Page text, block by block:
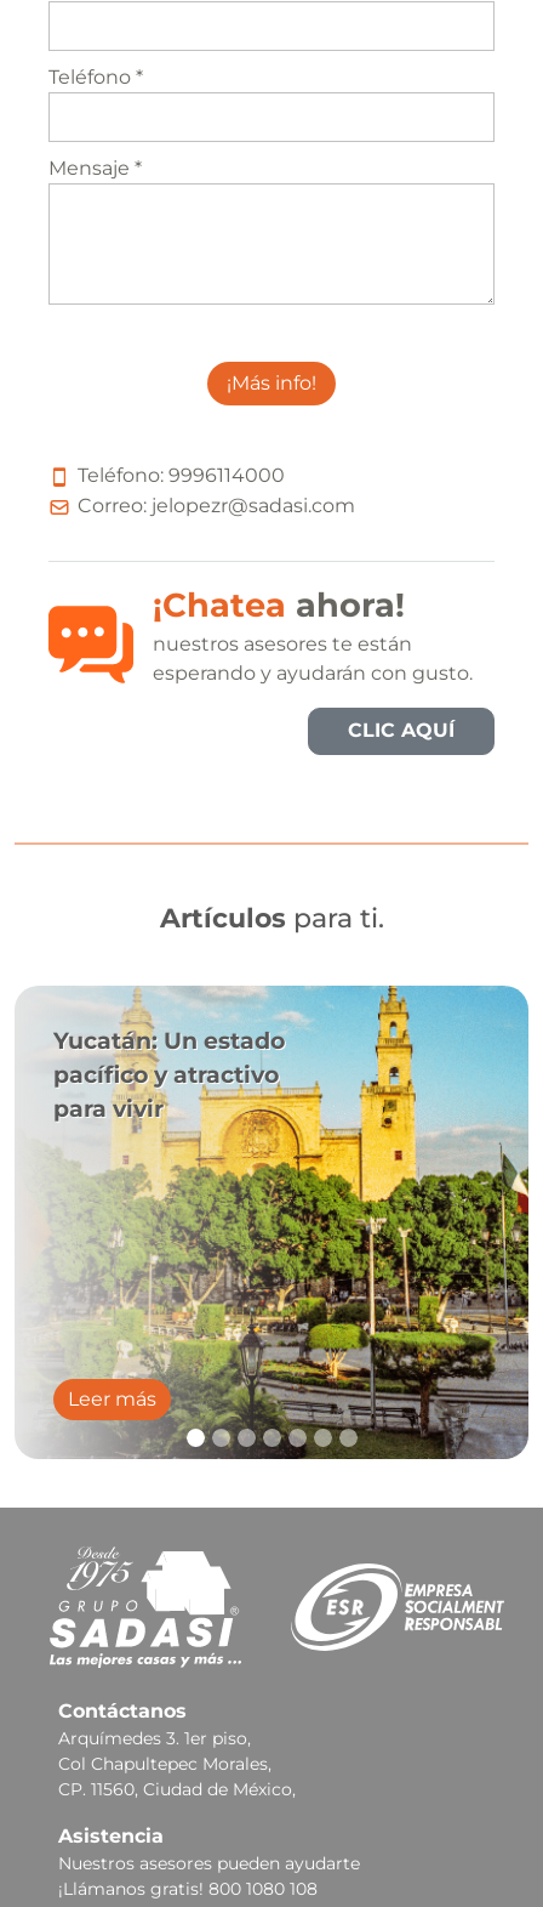
Teléfono *
Mensaje *
¡Más info!
Teléfono: 9996114000
Correo: jelopezr@sadasi.com
¡Chatea ahora!
nuestros asesores te están
esperando y ayudarán con gusto.
CLIC AQUÍ
Artículos para ti.
Yucatán: Un estado
pacífico y atractivo
para vivir
Leer más
Contáctanos
Arquímedes 3. 1er piso,
Col Chapultepec Morales,
CP. 11560, Ciudad de México,
Asistencia
Nuestros asesores pueden ayudarte
¡Llámanos gratis! 800 1080 108